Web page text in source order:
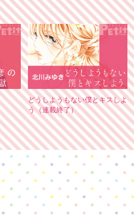
どうしようもない僕とキスしよ
う（連載終了）